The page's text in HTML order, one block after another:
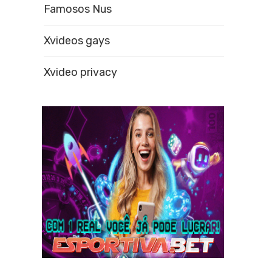
Famosos Nus
Xvideos gays
Xvideo privacy